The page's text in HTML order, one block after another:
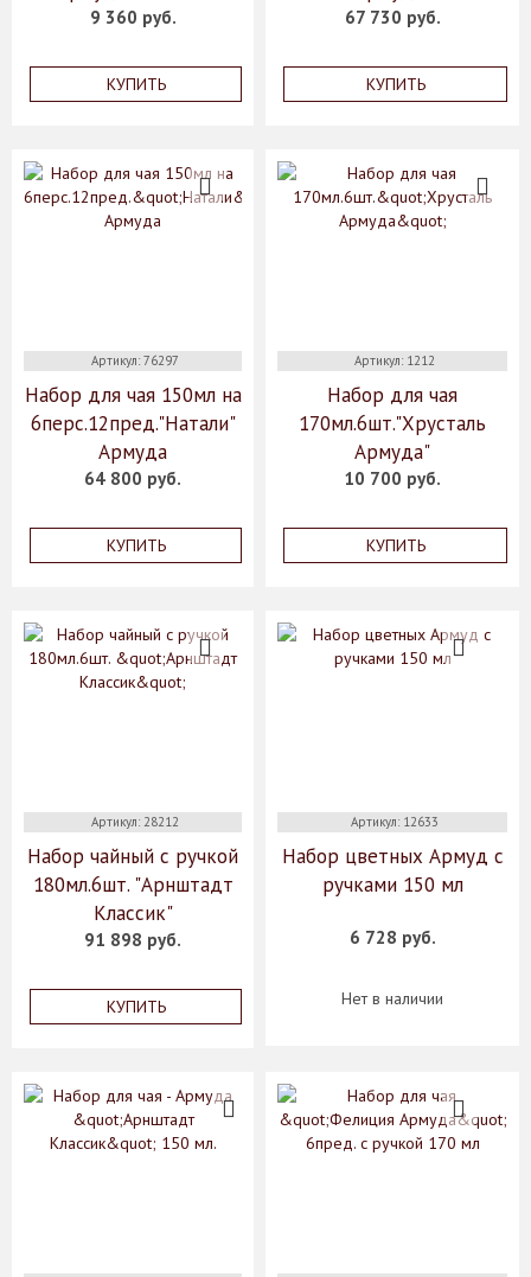
9 360 руб.
КУПИТЬ
67 730 руб.
КУПИТЬ
Артикул: 76297
Набор для чая 150мл на
6перс.12пред."Натали"
Армуда
64 800 руб.
КУПИТЬ
Артикул: 1212
Набор для чая
170мл.6шт."Хрусталь
Армуда"
10 700 руб.
КУПИТЬ
Артикул: 28212
Набор чайный с ручкой
180мл.6шт. "Арнштадт
Классик"
91 898 руб.
КУПИТЬ
Артикул: 12633
Набор цветных Армуд с
ручками 150 мл
6 728 руб.
Нет в наличии